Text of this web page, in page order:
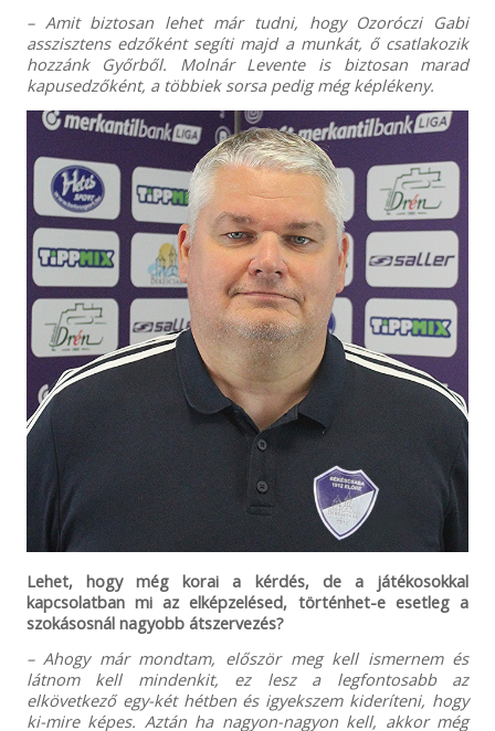
– Amit biztosan lehet már tudni, hogy Ozoróczi Gabi
asszisztens edzőként segíti majd a munkát, ő csatlakozik
hozzánk Győrből. Molnár Levente is biztosan marad
kapusedzőként, a többiek sorsa pedig még képlékeny.
Lehet, hogy még korai a kérdés, de a játékosokkal
kapcsolatban mi az elképzelésed, történhet-e esetleg a
szokásosnál nagyobb átszervezés?
– Ahogy már mondtam, először meg kell ismernem és
látnom kell mindenkit, ez lesz a legfontosabb az
elkövetkező egy-két hétben és igyekszem kideríteni, hogy
ki-mire képes. Aztán ha nagyon-nagyon kell, akkor még